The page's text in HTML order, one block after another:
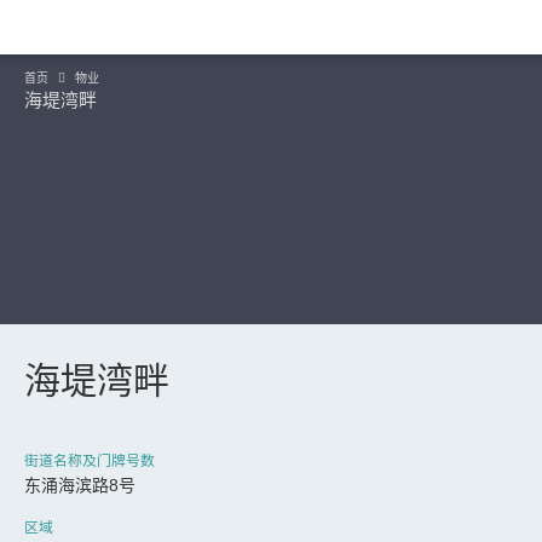
首页 物业
海堤湾畔
海堤湾畔
街道名称及门牌号数
东涌海滨路8号
区域